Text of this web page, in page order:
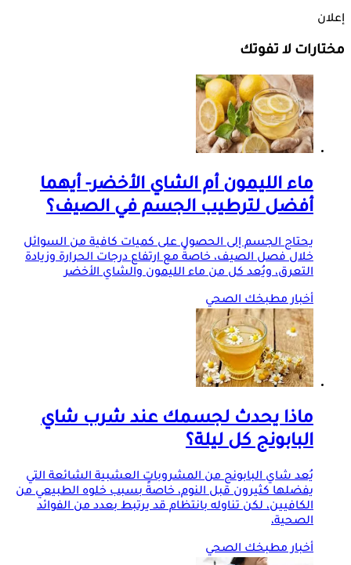
إعلان
مختارات لا تفوتك
ماء الليمون أم الشاي الأخضر- أيهما
أفضل لترطيب الجسم في الصيف؟
يحتاج الجسم إلى الحصول على كميات كافية من السوائل
خلال فصل الصيف، خاصةً مع ارتفاع درجات الحرارة وزيادة
التعرق، ويُعد كل من ماء الليمون والشاي الأخضر
أخبار مطبخك الصحي
ماذا يحدث لجسمك عند شرب شاي
البابونج كل ليلة؟
يُعد شاي البابونج من المشروبات العشبية الشائعة التي
يفضلها كثيرون قبل النوم، خاصةً بسبب خلوه الطبيعي من
الكافيين، لكن تناوله بانتظام قد يرتبط بعدد من الفوائد
الصحية،
أخبار مطبخك الصحي